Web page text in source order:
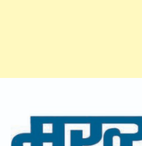
content